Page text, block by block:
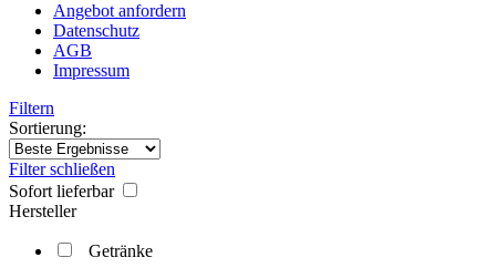
Angebot anfordern
Datenschutz
AGB
Impressum
Filtern
Sortierung:
Filter schließen
Sofort lieferbar
Hersteller
Getränke